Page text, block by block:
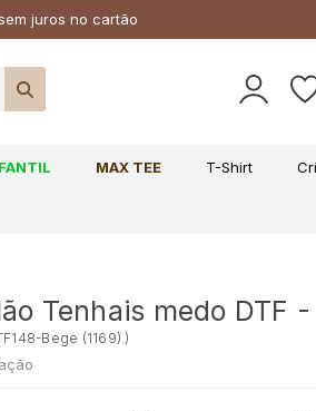
juros no cartão
MAX TEE T-Shirt
Tenhais medo DTF -
Bege (1169). )